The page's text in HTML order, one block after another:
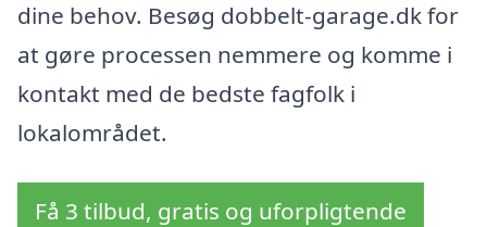
dine behov. Besøg dobbelt-garage.dk for
at gøre processen nemmere og komme i
kontakt med de bedste fagfolk i
lokalområdet.
Få 3 tilbud, gratis og uforpligtende